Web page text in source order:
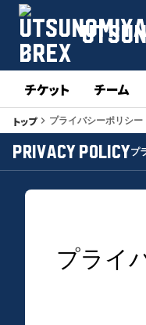
チケット チーム
トップkeyboard_arrow_right プライバシーポリシー
Privacy policyプ
プライ